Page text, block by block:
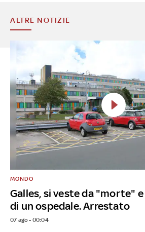
ALTRE NOTIZIE
Galles, si veste da "morte"
di un ospedale. Arrestato
MONDO
07 ago - 00:04